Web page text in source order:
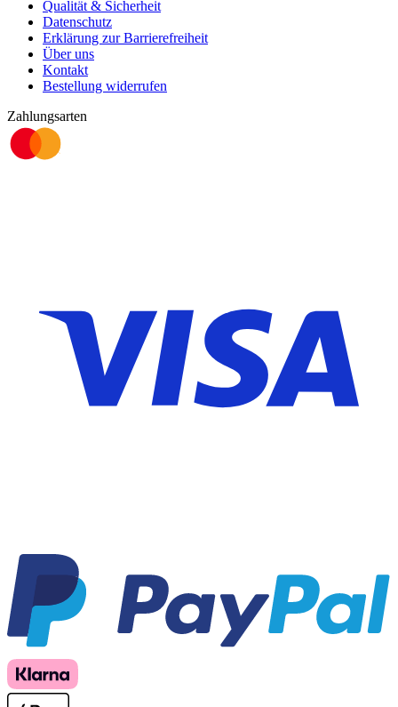
Qualität & Sicherheit
Datenschutz
Erklärung zur Barrierefreiheit
Über uns
Kontakt
Bestellung widerrufen
Zahlungsarten